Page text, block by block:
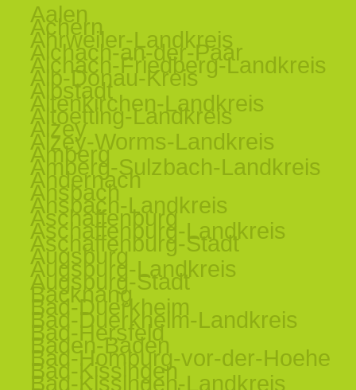
Aalen
Achern
Ahrweiler-Landkreis
Aichach-an-der-Paar
Aichach-Friedberg-Landkreis
Alb-Donau-Kreis
Albstadt
Altenkirchen-Landkreis
Altoetting-Landkreis
Alzey
Alzey-Worms-Landkreis
Amberg
Amberg-Sulzbach-Landkreis
Andernach
Ansbach
Ansbach-Landkreis
Aschaffenburg
Aschaffenburg-Landkreis
Aschaffenburg-Stadt
Augsburg
Augsburg-Landkreis
Augsburg-Stadt
Backnang
Bad-Duerkheim
Bad-Duerkheim-Landkreis
Bad-Hersfeld
Baden-Baden
Bad-Homburg-vor-der-Hoehe
Bad-Kissingen
Bad-Kissingen-Landkreis